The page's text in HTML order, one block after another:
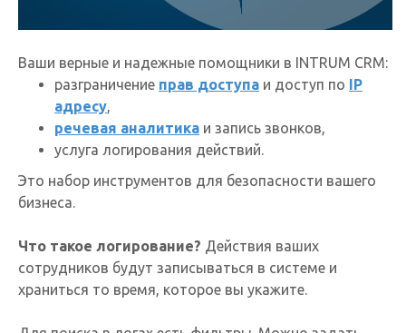
Ваши верные и надежные помощники в INTRUM CRM:
разграничение прав доступа и доступ по IP
адресу,
речевая аналитика и запись звонков,
услуга логирования действий.
Это набор инструментов для безопасности вашего
бизнеса.
Что такое логирование? Действия ваших
сотрудников будут записываться в системе и
храниться то время, которое вы укажите.